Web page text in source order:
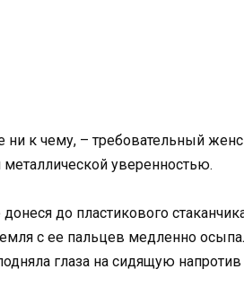
к чему, – требовательный
уверенностью.
до пластикового
с ее пальцев медленно
глаза на сидящую напротив